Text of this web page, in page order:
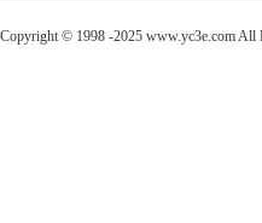
Copyright © 1998 -2025 www.yc3e.com All